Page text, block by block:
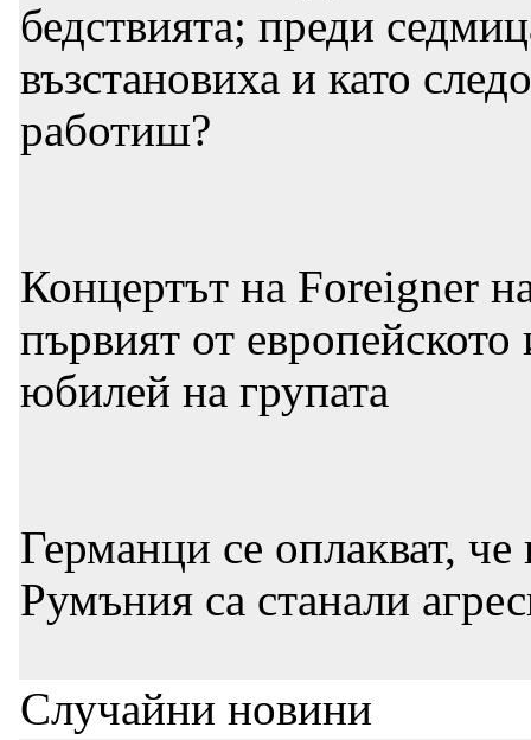
бедствията; преди
възстановиха и като
работиш?
Концертът на Foreigner
първият от
юбилей на групата
Германци се оплакват,
Румъния са станали
Случайни новини